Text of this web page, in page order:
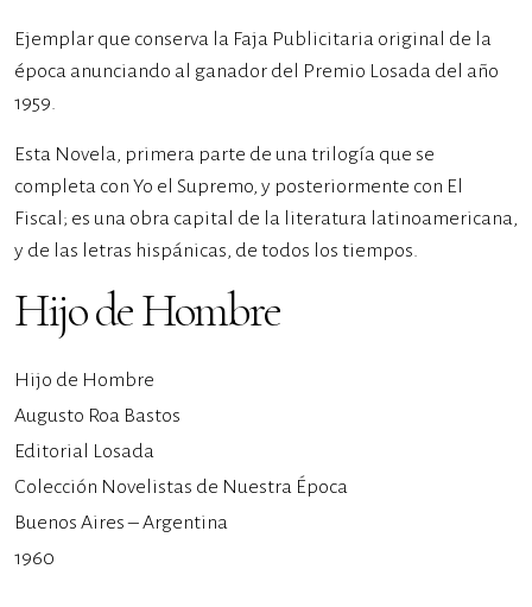
Ejemplar que conserva la Faja Publicitaria original de la
época anunciando al ganador del Premio Losada del año
1959.
Esta Novela, primera parte de una trilogía que se
completa con Yo el Supremo, y posteriormente con El
Fiscal; es una obra capital de la literatura latinoamericana,
y de las letras hispánicas, de todos los tiempos.
Hijo de Hombre
Hijo de Hombre
Augusto Roa Bastos
Editorial Losada
Colección Novelistas de Nuestra Época
Buenos Aires – Argentina
1960